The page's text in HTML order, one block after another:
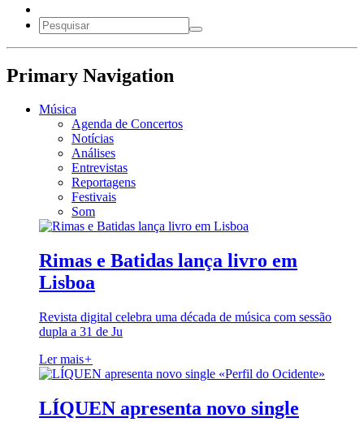
Primary Navigation
Música
Agenda de Concertos
Notícias
Análises
Entrevistas
Reportagens
Festivais
Som
Rimas e Batidas lança livro em
Lisboa
Revista digital celebra uma década de música com sessão
dupla a 31 de Ju
Ler mais+
LÍQUEN apresenta novo single